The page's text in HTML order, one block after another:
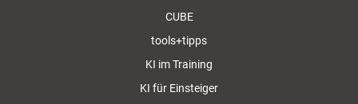
CUBE
tools+tipps
KI im Training
KI für Einsteiger